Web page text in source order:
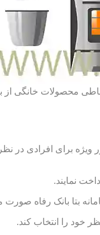
محصولات خانگی
ویژه برای افرادی در
بتا بانک رفاه صورت
خود را انتخاب کند.